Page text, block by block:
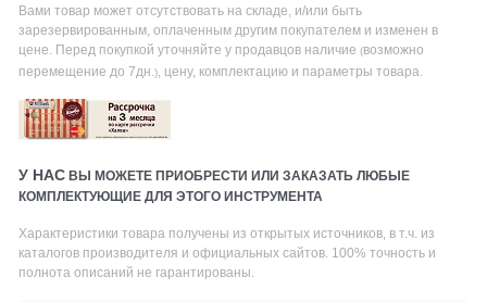
Вами товар может отсутствовать на складе, и/или быть
зарезервированным, оплаченным другим покупателем и изменен в
цене. Перед покупкой уточняйте у продавцов наличие(возможно
перемещение до 7дн .) , цену, комплектацию и параметры товара.
У НАС ВЫ МОЖЕТЕ ПРИОБРЕСТИ ИЛИ ЗАКАЗАТЬ ЛЮБЫЕ
КОМПЛЕКТУЮЩИЕ ДЛЯ ЭТОГО ИНСТРУМЕНТА
Характеристики товара получены из открытых источников, в т.ч. из
каталогов производителя и официальных сайтов. 100% точность и
полнота описаний не гарантированы.